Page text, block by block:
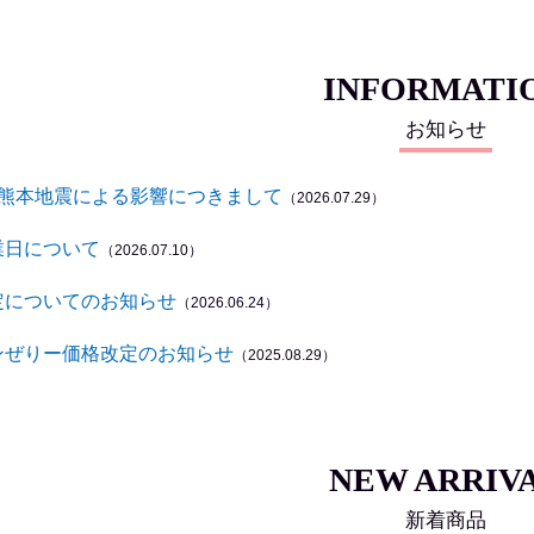
お知らせ
本地震による影響につきまして （2026.07.29）
について （2026.07.10）
ついてのお知らせ（2026.06.24）
りー価格改定のお知らせ（2025.08.29）
NEW
新着商品